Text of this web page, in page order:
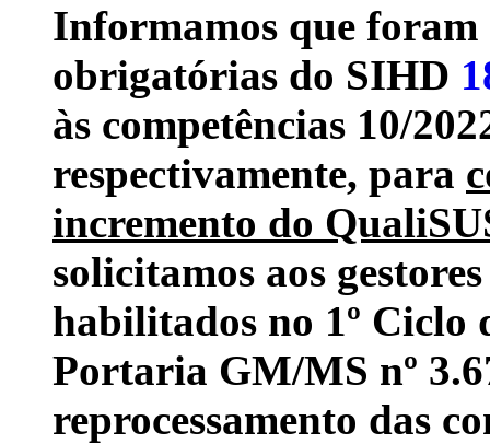
Informamos que foram
obrigatórias do SIHD
às competências 10/
respectivamente, para
incremento do
solicitamos aos
habilitados no 1º Ciclo
Portaria GM/MS nº
reprocessamento das